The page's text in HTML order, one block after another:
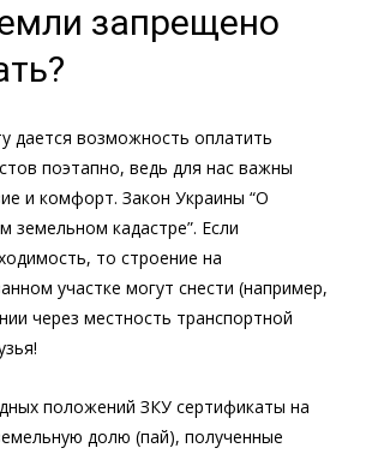
запрещено
дается возможность оплатить
поэтапно, ведь для нас важны
и комфорт. Закон Украины “О
земельном кадастре”. Если
то строение на
участке могут снести (например,
через местность транспортной
положений ЗКУ сертификаты на
долю (пай), полученные